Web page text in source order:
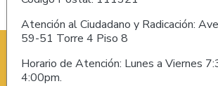
Atención al Ciudadano y Radicación:
59-51 Torre 4 Piso 8
Horario de Atención: Lunes a Viernes
4:00pm.